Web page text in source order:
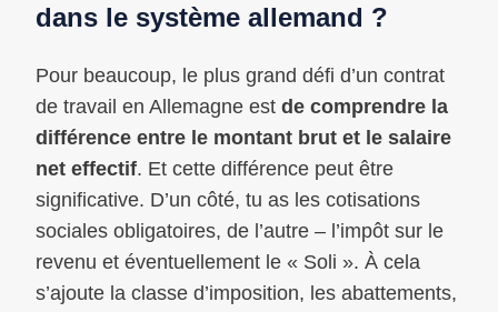
dans le système allemand ?
Pour beaucoup, le plus grand défi d’un contrat
de travail en Allemagne est de comprendre la
différence entre le montant brut et le salaire
net effectif. Et cette différence peut être
significative. D’un côté, tu as les cotisations
sociales obligatoires, de l’autre – l’impôt sur le
revenu et éventuellement le « Soli ». À cela
s’ajoute la classe d’imposition, les abattements,